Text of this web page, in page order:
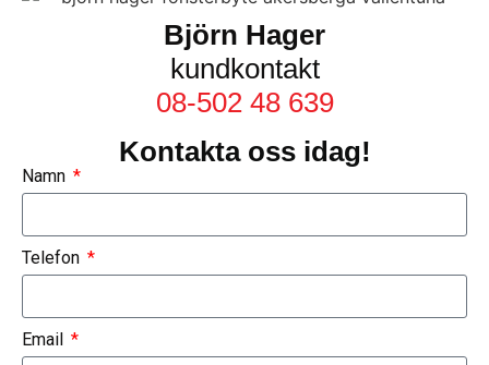
Björn Hager
kundkontakt
08-502 48 639
Kontakta oss idag!
Namn
Telefon
Email